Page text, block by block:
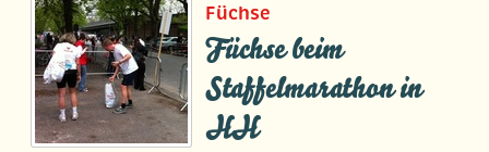
Füchse
Füchse beim
Staffelmarathon in
HH